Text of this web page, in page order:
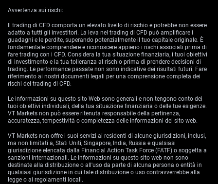
Avvertenza sui rischi:
Il trading di CFD comporta un elevato livello di rischio e potrebbe non essere
adatto a tutti gli investitori. La leva nel trading di CFD può amplificare i
guadagni e le perdite, superando potenzialmente il tuo capitale originale. È
fondamentale comprendere e riconoscere appieno i rischi associati prima di
fare trading con i CFD. Considera la tua situazione finanziaria, i tuoi obiettivi
di investimento e la tua tolleranza al rischio prima di prendere decisioni di
trading. Le performance passate non sono indicative dei risultati futuri. Fare
riferimento ai nostri documenti legali per una comprensione completa dei
rischi del trading di CFD.
Le informazioni su questo sito Web sono generali e non tengono conto dei
tuoi obiettivi individuali, della tua situazione finanziaria o delle tue esigenze.
VT Markets non può essere ritenuta responsabile della pertinenza,
accuratezza, tempestività o completezza delle informazioni del sito web.
VT Markets non offre i suoi servizi ai residenti di alcune giurisdizioni, inclusi,
ma non limitati a, Stati Uniti, Singapore, India, Russia e qualsiasi
giurisdizione elencata dalla Financial Action Task Force (FATF) o soggetta a
sanzioni internazionali. Le informazioni su questo sito web non sono
destinate alla distribuzione o all'uso da parte di alcuna persona o entità in
qualsiasi giurisdizione in cui tale distribuzione o uso contravverrebbe alla
legge o ai regolamenti locali.